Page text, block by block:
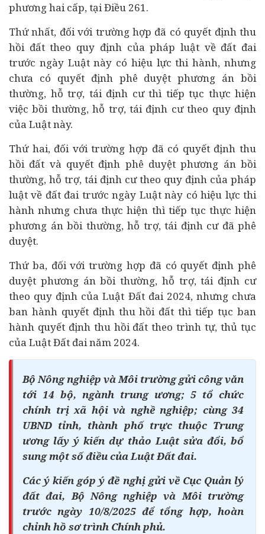
phương hai cấp, tại Điều 261.
Thứ nhất, đối với trường hợp đã có quyết định thu
hồi đất theo quy định của pháp luật về đất đai
trước ngày Luật này có hiệu lực thi hành, nhưng
chưa có quyết định phê duyệt phương án bồi
thường, hỗ trợ, tái định cư thì tiếp tục thực hiện
việc bồi thường, hỗ trợ, tái định cư theo quy định
của Luật này.
Thứ hai, đối với trường hợp đã có quyết định thu
hồi đất và quyết định phê duyệt phương án bồi
thường, hỗ trợ, tái định cư theo quy định của pháp
luật về đất đai trước ngày Luật này có hiệu lực thi
hành nhưng chưa thực hiện thì tiếp tục thực hiện
phương án bồi thường, hỗ trợ, tái định cư đã phê
duyệt.
Thứ ba, đối với trường hợp đã có quyết định phê
duyệt phương án bồi thường, hỗ trợ, tái định cư
theo quy định của Luật Đất đai 2024, nhưng chưa
ban hành quyết định thu hồi đất thì tiếp tục ban
hành quyết định thu hồi đất theo trình tự, thủ tục
của Luật Đất đai năm 2024.
Bộ Nông nghiệp và Môi trường gửi công văn
tới 14 bộ, ngành trung ương; 5 tổ chức
chính trị xã hội và nghề nghiệp; cùng 34
UBND tỉnh, thành phố trực thuộc Trung
ương lấy ý kiến dự thảo Luật sửa đổi, bổ
sung một số điều của Luật Đất đai.
Các ý kiến góp ý đề nghị gửi về Cục Quản lý
đất đai, Bộ Nông nghiệp và Môi trường
trước ngày 10/8/2025 để tổng hợp, hoàn
chỉnh hồ sơ trình Chính phủ.